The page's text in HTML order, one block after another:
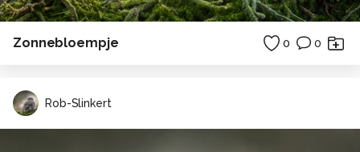
Zonnebloempje 0 0
Rob-Slinkert